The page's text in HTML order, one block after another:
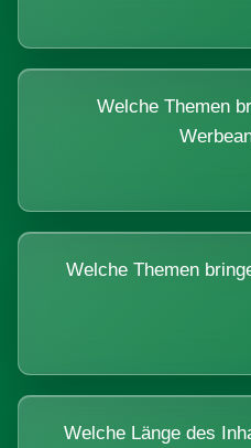
Welche Themen
Welche Themen
Welche Länge des